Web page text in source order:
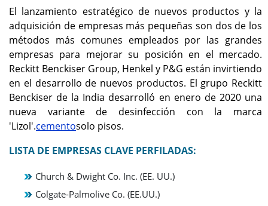
El lanzamiento estratégico de nuevos productos y la
adquisición de empresas más pequeñas son dos de los
métodos más comunes empleados por las grandes
empresas para mejorar su posición en el mercado.
Reckitt Benckiser Group, Henkel y P&G están invirtiendo
en el desarrollo de nuevos productos. El grupo Reckitt
Benckiser de la India desarrolló en enero de 2020 una
nueva variante de desinfección con la marca
'Lizol'.cementosolo pisos.
LISTA DE EMPRESAS CLAVE PERFILADAS:
Church & Dwight Co. Inc. (EE. UU.)
Colgate-Palmolive Co. (EE.UU.)